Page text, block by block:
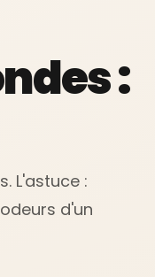
:
L'astuce :
d'un